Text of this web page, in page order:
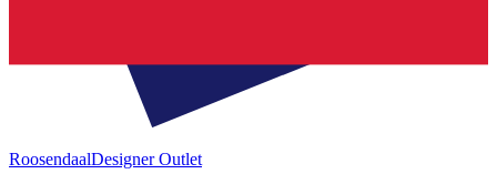
RoosendaalDesigner Outlet